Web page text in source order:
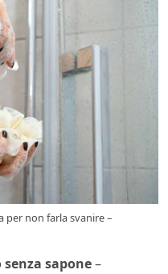
non farla svanire –
sapone–